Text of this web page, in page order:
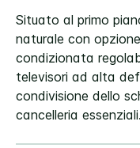
Situato al primo
naturale con
condizionata
televisori ad alta
condivisione dello
cancelleria essenziali.